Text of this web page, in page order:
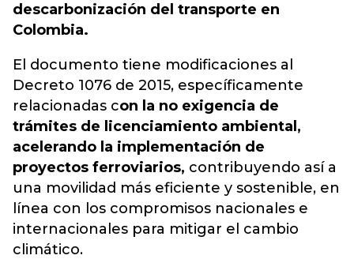
descarbonización del transporte en
Colombia.
El documento tiene modificaciones al
Decreto 1076 de 2015, específicamente
relacionadas con la no exigencia de
trámites de licenciamiento ambiental,
acelerando la implementación de
proyectos ferroviarios, contribuyendo así a
una movilidad más eficiente y sostenible, en
línea con los compromisos nacionales e
internacionales para mitigar el cambio
climático.